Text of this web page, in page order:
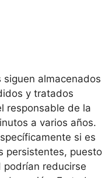
almacenados
y tratados
responsable de la
a varios años.
si es
persistentes, puesto
podrían reducirse